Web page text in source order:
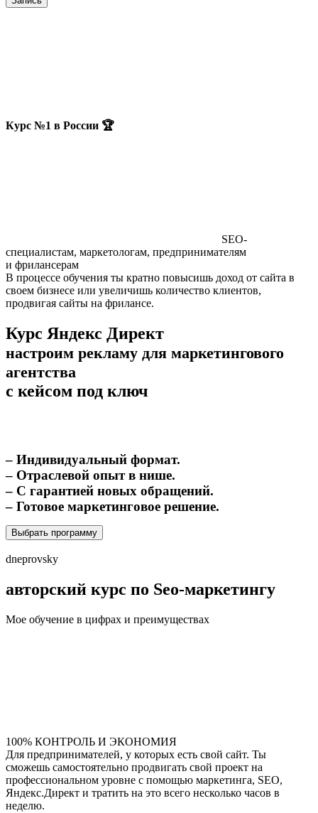
Курс №1 в России 🏆
SEO-
специалистам, маркетологам, предпринимателям
и фрилансерам
В процессе обучения ты кратно повысишь доход от сайта в
своем бизнесе или увеличишь количество клиентов,
продвигая сайты на фрилансе.
Курс Яндекс Директ
настроим рекламу для маркетингового
агентства
с кейсом под ключ
– Индивидуальный формат.
– Отраслевой опыт в нише.
– С гарантией новых обращений.
– Готовое маркетинговое решение.
Выбрать программу
dneprovsky
авторский курс по Seo-маркетингу
Мое обучение в цифрах и преимуществах
100% КОНТРОЛЬ И ЭКОНОМИЯ
Для предпринимателей, у которых есть свой сайт. Ты
сможешь самостоятельно продвигать свой проект на
профессиональном уровне с помощью маркетинга, SEO,
Яндекс.Директ и тратить на это всего несколько часов в
неделю.